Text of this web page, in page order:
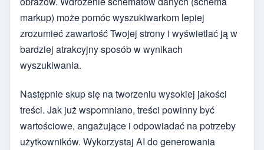
markup) może pomóc wyszukiwarkom lepiej
zrozumieć zawartość Twojej strony i wyświetlać ją w
bardziej atrakcyjny sposób w wynikach
wyszukiwania.
Następnie skup się na tworzeniu wysokiej jakości
treści. Jak już wspomniano, treści powinny być
wartościowe, angażujące i odpowiadać na potrzeby
użytkowników. Wykorzystaj AI do generowania